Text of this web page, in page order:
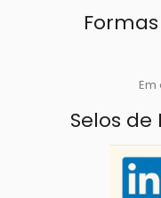
Em
Selos